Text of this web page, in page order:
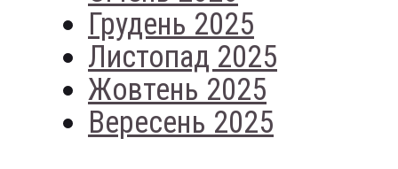
Грудень 2025
Листопад 2025
Жовтень 2025
Вересень 2025